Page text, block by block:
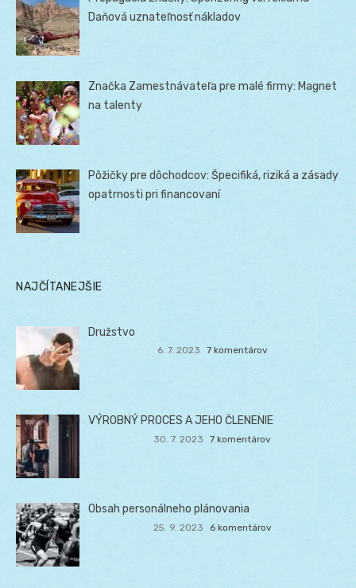
Daňová uznateľnosť nákladov
Značka Zamestnávateľa pre malé firmy: Magnet
na talenty
Pôžičky pre dôchodcov: Špecifiká, riziká a zásady
opatrnosti pri financovaní
NAJČÍTANEJŠIE
Družstvo
6. 7. 2023 7 komentárov
VÝROBNÝ PROCES A JEHO ČLENENIE
30. 7. 2023 7 komentárov
Obsah personálneho plánovania
25. 9. 2023 6 komentárov